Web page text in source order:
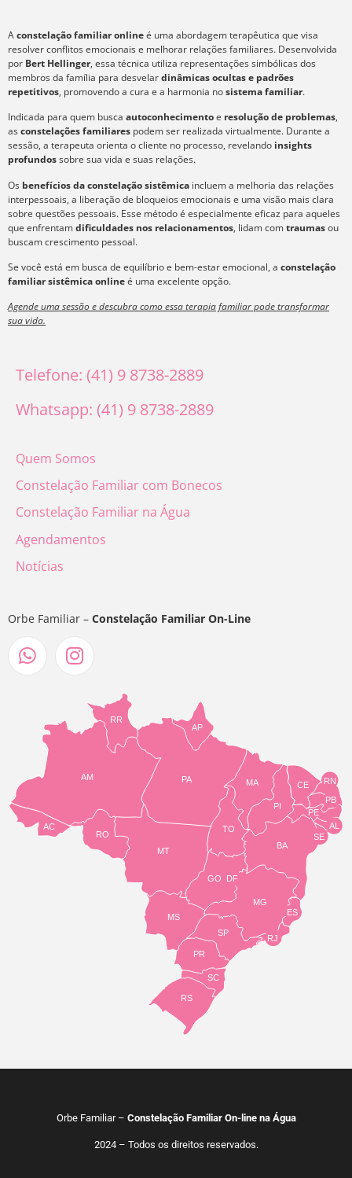
Aconstelação familiar onlineé uma abordagem terapêutica que visa
resolver conflitos emocionais e melhorar relações familiares. Desenvolvida
por Bert Hellinger, essa técnica utiliza representações simbólicas dos
membros da família para desvelardinâmicas ocultas e padrões
repetitivos, promovendo a cura e a harmonia nosistema familiar.
Indicada para quem busca autoconhecimentoe resolução de problemas,
asconstelações familiares podem ser realizada virtualmente. Durante a
sessão, a terapeuta orienta o cliente no processo, revelando insights
profundossobre sua vida e suas relações.
Os benefícios da constelação sistêmica incluem a melhoria das relações
interpessoais, a liberação de bloqueios emocionais e uma visão mais clara
sobre questões pessoais. Esse método é especialmente eficaz para aqueles
que enfrentamdificuldades nos relacionamentos, lidam comtraumasou
buscam crescimento pessoal.
Se você está em busca de equilíbrio e bem-estar emocional, a constelação
familiar sistêmica onlineé uma excelente opção.
Agende uma sessão e descubra como essa terapia familiar pode transformar
sua vida.
Telefone: (41) 9 8738-2889
Whatsapp: (41) 9 8738-2889
Quem Somos
Constelação Familiar com Bonecos
Constelação Familiar na Água
Agendamentos
Notícias
Orbe Familiar – Constelação Familiar On-Line
TO
BA
SE
PE
AL
RN
CE
PI
MA
AP
PA
RR
AM
AC
RO
MT
MS
GO
PR
SC
RS
SP
MG
RJ
ES
DF
PB
Orbe Familiar – Constelação Familiar On-line na Água
2024 – Todos os direitos reservados.